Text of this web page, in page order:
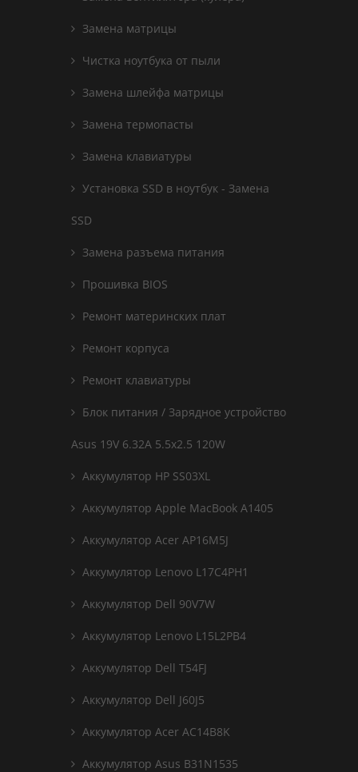
Замена матрицы
Чистка ноутбука от пыли
Замена шлейфа матрицы
Замена термопасты
Замена клавиатуры
Установка SSD в ноутбук - Замена
SSD
Замена разъема питания
Прошивка BIOS
Ремонт материнских плат
Ремонт корпуса
Ремонт клавиатуры
Блок питания / Зарядное устройство
Asus 19V 6.32A 5.5x2.5 120W
Аккумулятор HP SS03XL
Аккумулятор Apple MacBook A1405
Аккумулятор Acer AP16M5J
Аккумулятор Lenovo L17C4PH1
Аккумулятор Dell 90V7W
Аккумулятор Lenovo L15L2PB4
Аккумулятор Dell T54FJ
Аккумулятор Dell J60J5
Аккумулятор Acer AC14B8K
Аккумулятор Asus B31N1535